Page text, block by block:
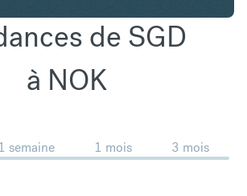
de SGD
à NOK
semaine 1 mois 3 mois